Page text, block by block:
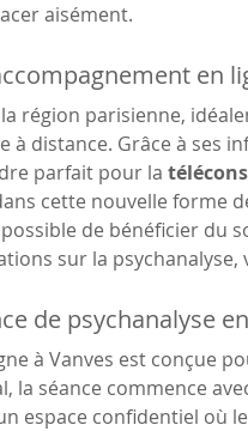
aisément.
en
région parisienne,
à distance. Grâce à ses
parfait pour la
cette nouvelle forme
de bénéficier du
sur la psychanalyse,
de psychanalyse
à Vanves est conçue
la séance commence
espace confidentiel où